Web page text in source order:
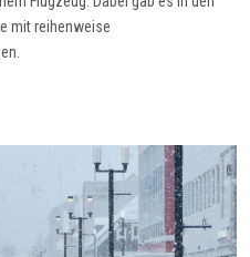
mit reihenweise